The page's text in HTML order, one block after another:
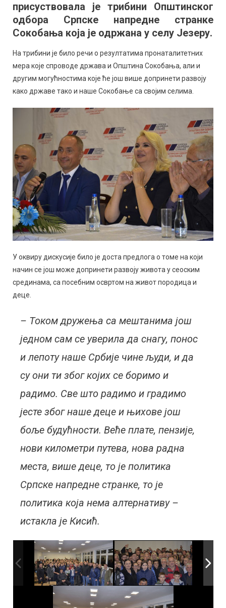
у
селу
Језеру
присуствовала је трибини Општинског
одбора Српске напредне странке
Сокобања која је одржана у селу Језеру.
На трибини је било речи о резултатима пронаталитетних
мера које спроводе држава и Oпштина Сокобања, али и
другим могућностима које ће још више допринети развоју
како државе тако и наше Сокобање са својим селима.
У оквиру дискусије било је доста предлога о томе на који
начин се још може допринети развоју живота у сеоским
срединама, са посебним освртом на живот породица и
деце.
– Током дружења са мештанима још
једном сам се уверила да снагу, понос
и лепоту наше Србије чине људи, и да
су они ти због којих се боримо и
радимо. Све што радимо и градимо
јесте због наше деце и њихове још
боље будућности. Веће плате, пензије,
нови километри путева, нова радна
места, више деце, то је политика
Српске напредне странке, то је
политика која нема алтернативу –
истакла је Кисић.